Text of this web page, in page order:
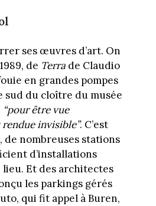
ses œuvres d’art. On
de Terrade Claudio
en grandes pompes
sud du cloître du musée
“pour être vue
invisible”. C’est
de nombreuses stations
d’installations
Et des architectes
les parkings gérés
qui fit appel à Buren,